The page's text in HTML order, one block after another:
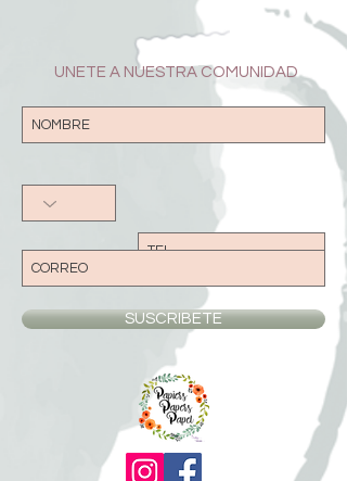
UNETE A NUESTRA COMUNIDAD
SUSCRIBETE